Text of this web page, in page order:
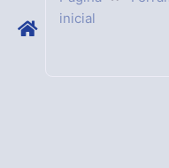
inicial